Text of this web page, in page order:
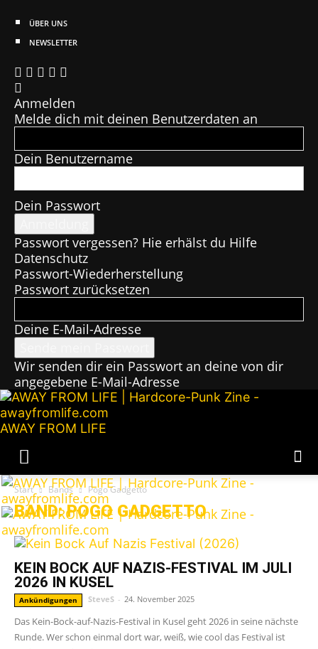
ÜBER UNS
NEWSLETTER
Anmelden
Melde dich mit deinen Benutzerdaten an
Dein Benutzername
Dein Passwort
Passwort vergessen? Hie erhälst du Hilfe
Datenschutz
Passwort-Wiederherstellung
Passwort zurücksetzen
Deine E-Mail-Adresse
Wir senden dir ein Passwort an deine von dir
angegebene E-Mail-Adresse
AWAY FROM LIFE
Start Bands Pogo Gadgetto
BAND: POGO GADGETTO
KEIN BOCK AUF NAZIS-FESTIVAL IM JULI
2026 IN KUSEL
Ankündigungen SteveS - 24. November 2025
Das Kein-Bock-auf-Nazis-Festival in Kusel geht 2026 in seine nächste
Runde. Wer schon einmal dort war, weiß, wie cool das Festival ist